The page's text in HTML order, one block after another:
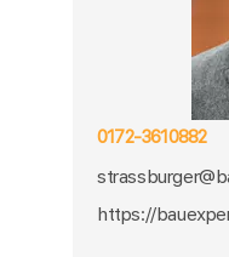
0172-3610882
https://